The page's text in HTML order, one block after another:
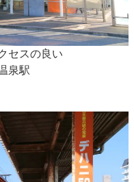
セスの良い
泉駅